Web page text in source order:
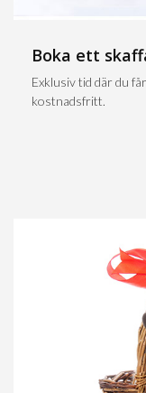
Boka ett
Exklusiv tid där du
kostnadsfritt.